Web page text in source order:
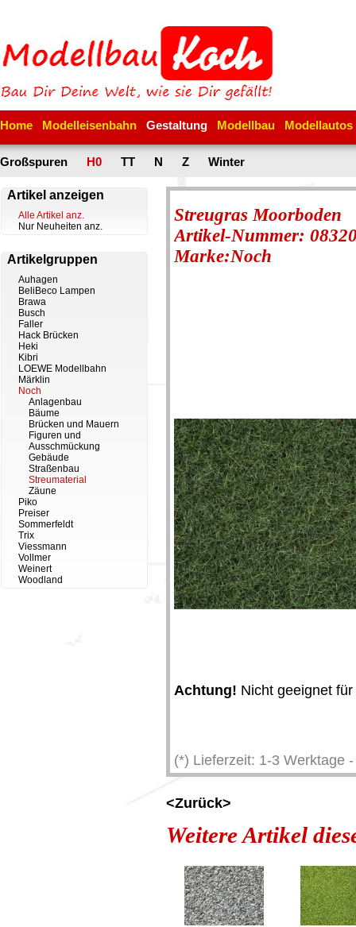
Home Modelleisenbahn Gestaltung Modellbau Modellautos
Großspuren H0 TT N Z Winter
Artikel anzeigen
Alle Artikel anz.
Nur Neuheiten anz.
Artikelgruppen
Auhagen
BeliBeco Lampen
Brawa
Busch
Faller
Hack Brücken
Heki
Kibri
LOEWE Modellbahn
Märklin
Noch
Anlagenbau
Bäume
Brücken und Mauern
Figuren und
Ausschmückung
Gebäude
Straßenbau
Streumaterial
Zäune
Piko
Preiser
Sommerfeldt
Trix
Viessmann
Vollmer
Weinert
Woodland
Streugras Moorboden
Artikel-Nummer:
Marke:Noch
Achtung! Nicht geeignet
(*) Lieferzeit: 1-3 Werktage
<Zurück>
Weitere Artikel